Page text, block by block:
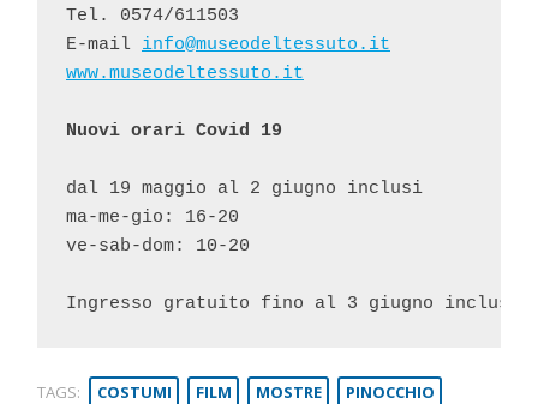
Tel. 0574/611503
E-mail info@museodeltessuto.it
www.museodeltessuto.it
Nuovi orari Covid 19
dal 19 maggio al 2 giugno inclusi
ma-me-gio: 16-20
ve-sab-dom: 10-20
Ingresso gratuito fino al 3 giugno incluso
TAGS: COSTUMI FILM MOSTRE
PINOCCHIO